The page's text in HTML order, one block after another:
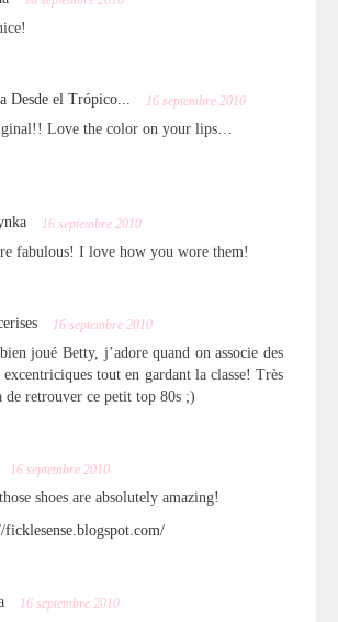
Desde el Trópico... 16 septembre 2010
Love the color on your lips…
16 septembre 2010
fabulous! I love how you wore them!
16 septembre 2010
joué Betty, j’adore quand on associe des
excentriciques tout en gardant la classe! Très
de retrouver ce petit top 80s ;)
16 septembre 2010
shoes are absolutely amazing!
ficklesense.blogspot.com/
16 septembre 2010